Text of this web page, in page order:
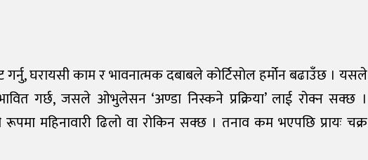
गर्नु, घरायसी काम र भावनात्मक दबाबले कोर्टिसोल हर्मोन बढाउँछ । यसले
गर्छ, जसले ओभुलेसन ‘अण्डा निस्कने प्रक्रिया’ लाई रोक्न सक्छ ।
महिनावारी ढिलो वा रोकिन सक्छ । तनाव कम भएपछि प्रायः चक्र